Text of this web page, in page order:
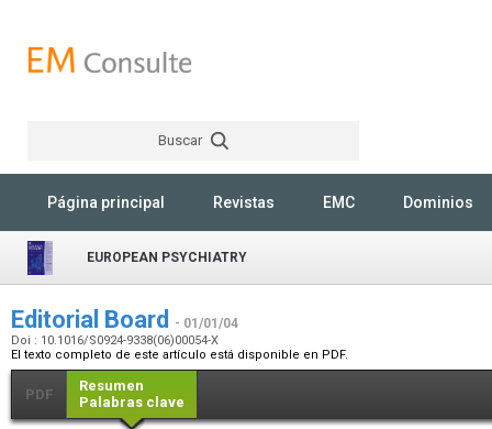
Buscar
Página principal Revistas EMC Dominios
EUROPEAN PSYCHIATRY
Editorial Board - 01/01/04
Doi : 10.1016/S0924-9338(06)00054-X
El texto completo de este artículo está disponible en PDF.
PDF
Resumen
Palabras clave